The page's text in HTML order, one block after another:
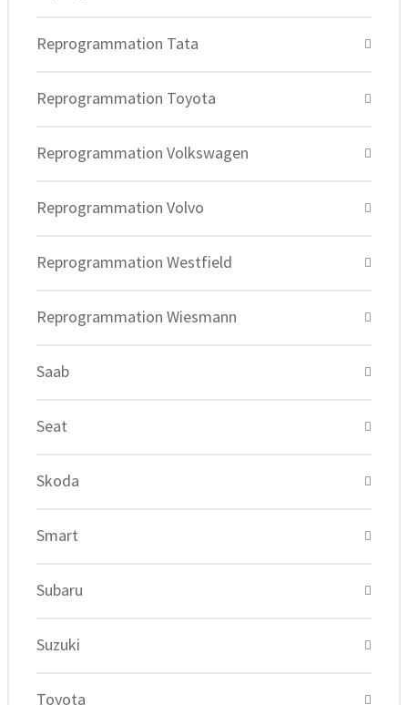
Reprogrammation Tata
Reprogrammation Toyota
Reprogrammation Volkswagen
Reprogrammation Volvo
Reprogrammation Westfield
Reprogrammation Wiesmann
Saab
Seat
Skoda
Smart
Subaru
Suzuki
Toyota